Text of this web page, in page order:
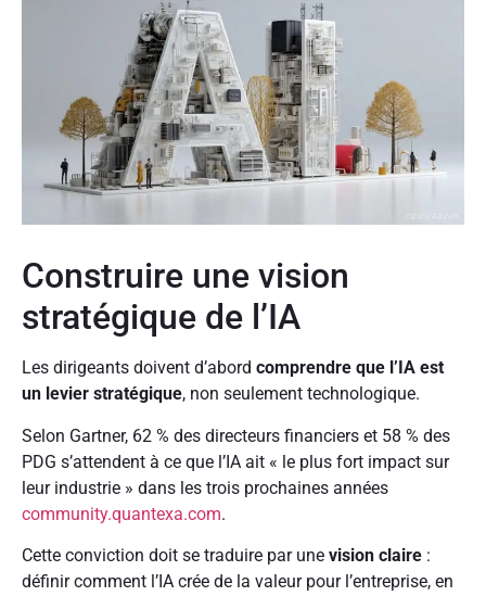
Construire une vision
stratégique de l’IA
Les dirigeants doivent d’abord comprendre que l’IA est
un levier stratégique, non seulement technologique.
Selon Gartner, 62 % des directeurs financiers et 58 % des
PDG s’attendent à ce que l’IA ait « le plus fort impact sur
leur industrie » dans les trois prochaines années
community.quantexa.com.
Cette conviction doit se traduire par une vision claire :
définir comment l’IA crée de la valeur pour l’entreprise, en